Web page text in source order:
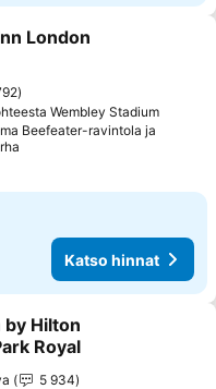
suosikkeihin
London
Wembley Stadium
Beefeater-ravintola ja
Katso hinnat
suosikkeihin
by Hilton
Royal
5 934